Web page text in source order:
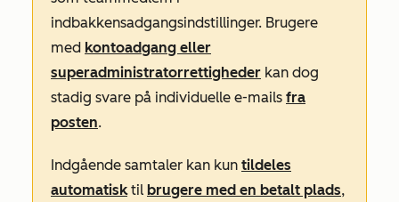
indbakkensadgangsindstillinger. Brugere
med kontoadgang eller
superadministratorrettigheder kan dog
stadig svare på individuelle e-mails fra
posten.
Indgående samtaler kan kun tildeles
automatisktil brugere med en betalt plads,